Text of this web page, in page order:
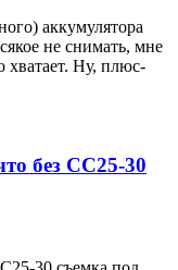
аккумулятора
не снимать, мне
хватает. Ну, плюс-
без CC25-30